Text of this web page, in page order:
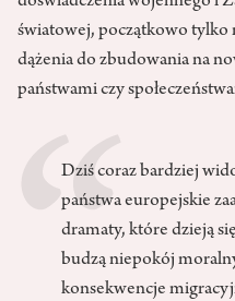
światowej, początkowo tylko
dążenia do zbudo­wania na
państwami czy
Dziś coraz bardziej
państwa europejskie
dramaty, które dzieją
budzą niepokój
konsekwencje